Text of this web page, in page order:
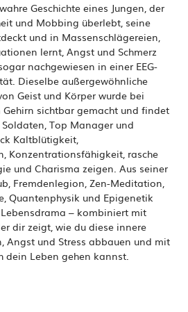
Geschichte eines Jungen, der
und Mobbing überlebt, seine
und in Massenschlägereien,
lernt, Angst und Schmerz
nachgewiesen in einer EEG-
Dieselbe außergewöhnliche
Geist und Körper wurde bei
sichtbar gemacht und findet
Top Manager und
Kaltblütigkeit,
Konzentrationsfähigkeit, rasche
und Charisma zeigen. Aus seiner
Fremdenlegion, Zen-Meditation,
Quantenphysik und Epigenetik
– kombiniert mit
dir zeigt, wie du diese innere
Angst und Stress abbauen und mit
dein Leben gehen kannst.